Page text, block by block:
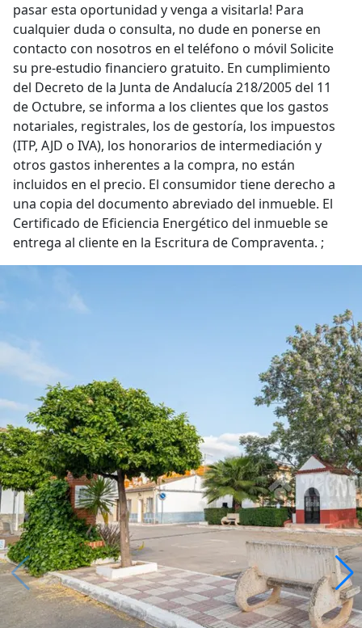
pasar esta oportunidad y venga a visitarla! Para
cualquier duda o consulta, no dude en ponerse en
contacto con nosotros en el teléfono o móvil Solicite
su pre-estudio financiero gratuito. En cumplimiento
del Decreto de la Junta de Andalucía 218/2005 del 11
de Octubre, se informa a los clientes que los gastos
notariales, registrales, los de gestoría, los impuestos
(ITP, AJD o IVA), los honorarios de intermediación y
otros gastos inherentes a la compra, no están
incluidos en el precio. El consumidor tiene derecho a
una copia del documento abreviado del inmueble. El
Certificado de Eficiencia Energético del inmueble se
entrega al cliente en la Escritura de Compraventa. ;